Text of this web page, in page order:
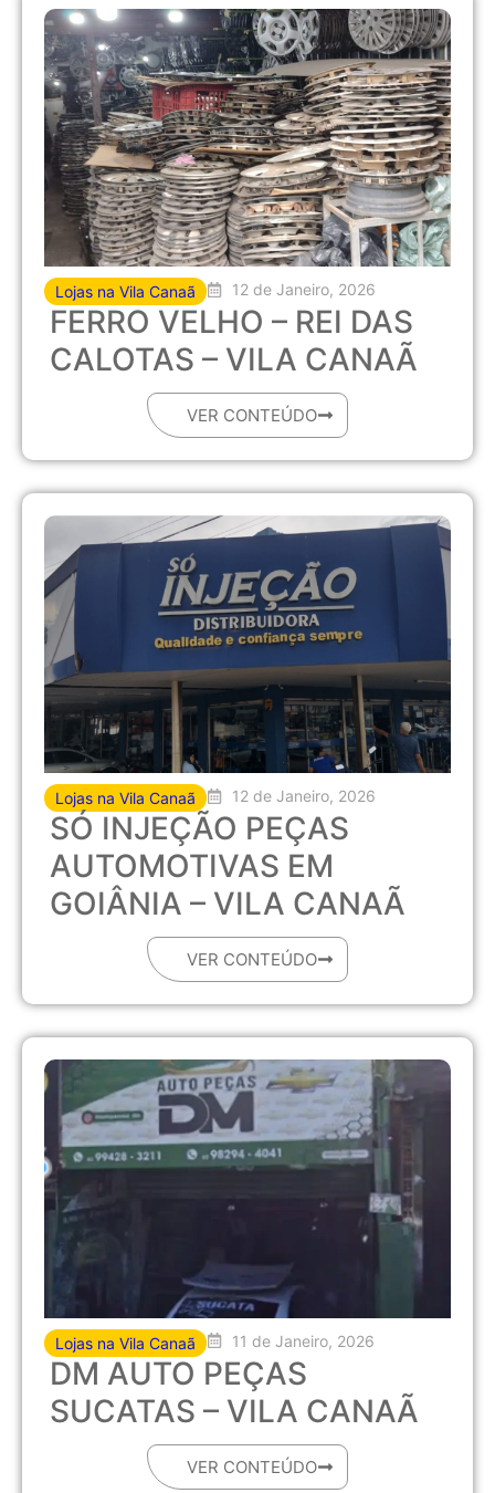
Lojas na Vila Canaã 12 de Janeiro, 2026
FERRO VELHO – REI DAS
CALOTAS – VILA CANAÃ
VER CONTEÚDO
Lojas na Vila Canaã 12 de Janeiro, 2026
SÓ INJEÇÃO PEÇAS
AUTOMOTIVAS EM
GOIÂNIA – VILA CANAÃ
VER CONTEÚDO
Lojas na Vila Canaã 11 de Janeiro, 2026
DM AUTO PEÇAS
SUCATAS – VILA CANAÃ
VER CONTEÚDO